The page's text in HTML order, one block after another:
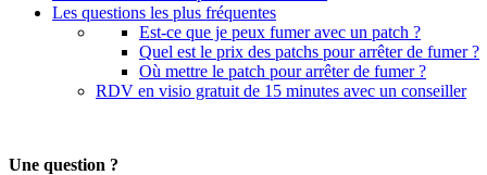
Les questions les plus fréquentes
Est-ce que je peux fumer avec un patch ?
Quel est le prix des patchs pour arrêter de fumer ?
Où mettre le patch pour arrêter de fumer ?
RDV en visio gratuit de 15 minutes avec un conseiller
Une question ?